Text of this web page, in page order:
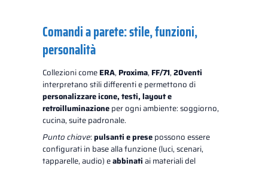
Comandi a parete: stile, funzioni,
personalità
Collezioni comeERA, Proxima, FF/71,20venti
interpretano stili differenti e permettono di
personalizzare icone, testi, layout e
retroilluminazioneper ogni ambiente: soggiorno,
cucina, suite padronale.
Punto chiave:pulsanti e presepossono essere
configurati in base alla funzione (luci, scenari,
tapparelle, audio) eabbinatiai materiali del